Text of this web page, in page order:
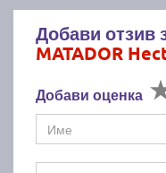
Добави отзив
MATADOR
Добави оценка